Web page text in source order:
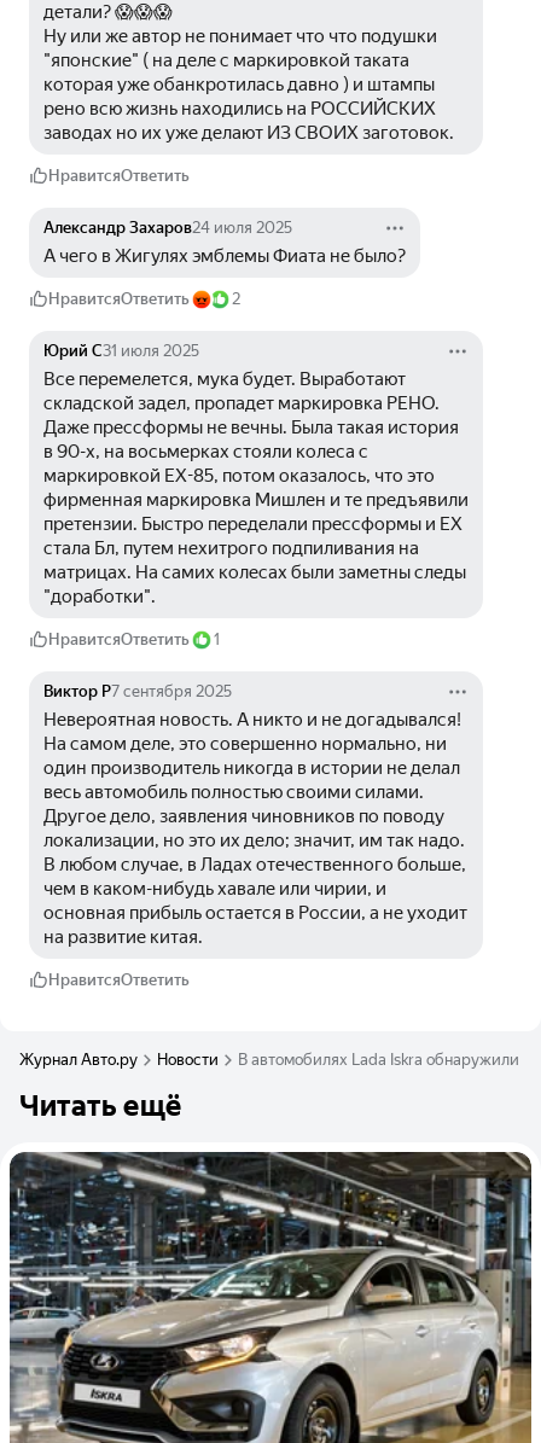
детали? 😱😱😱
Ну или же автор не понимает что что подушки
"японские" ( на деле с маркировкой таката
которая уже обанкротилась давно ) и штампы
рено всю жизнь находились на РОССИЙСКИХ
заводах но их уже делают ИЗ СВОИХ заготовок.
НравитсяОтветить
Александр Захаров24 июля 2025
А чего в Жигулях эмблемы Фиата не было?
НравитсяОтветить 2
Юрий С31 июля 2025
Все перемелется, мука будет. Выработают
складской задел, пропадет маркировка РЕНО.
Даже прессформы не вечны. Была такая история
в 90-х, на восьмерках стояли колеса с
маркировкой ЕХ-85, потом оказалось, что это
фирменная маркировка Мишлен и те предъявили
претензии. Быстро переделали прессформы и ЕХ
стала Бл, путем нехитрого подпиливания на
матрицах. На самих колесах были заметны следы
"доработки".
НравитсяОтветить 1
Виктор Р7 сентября 2025
Невероятная новость. А никто и не догадывался!
На самом деле, это совершенно нормально, ни
один производитель никогда в истории не делал
весь автомобиль полностью своими силами.
Другое дело, заявления чиновников по поводу
локализации, но это их дело; значит, им так надо.
В любом случае, в Ладах отечественного больше,
чем в каком-нибудь хавале или чирии, и
основная прибыль остается в России, а не уходит
на развитие китая.
НравитсяОтветить
Журнал Авто.ру Новости В автомобилях Lada Iskra обнаружили
Читать ещё